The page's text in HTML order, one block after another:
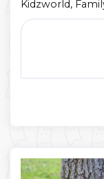
Kidzworld,
Adrenaline
espectaculares